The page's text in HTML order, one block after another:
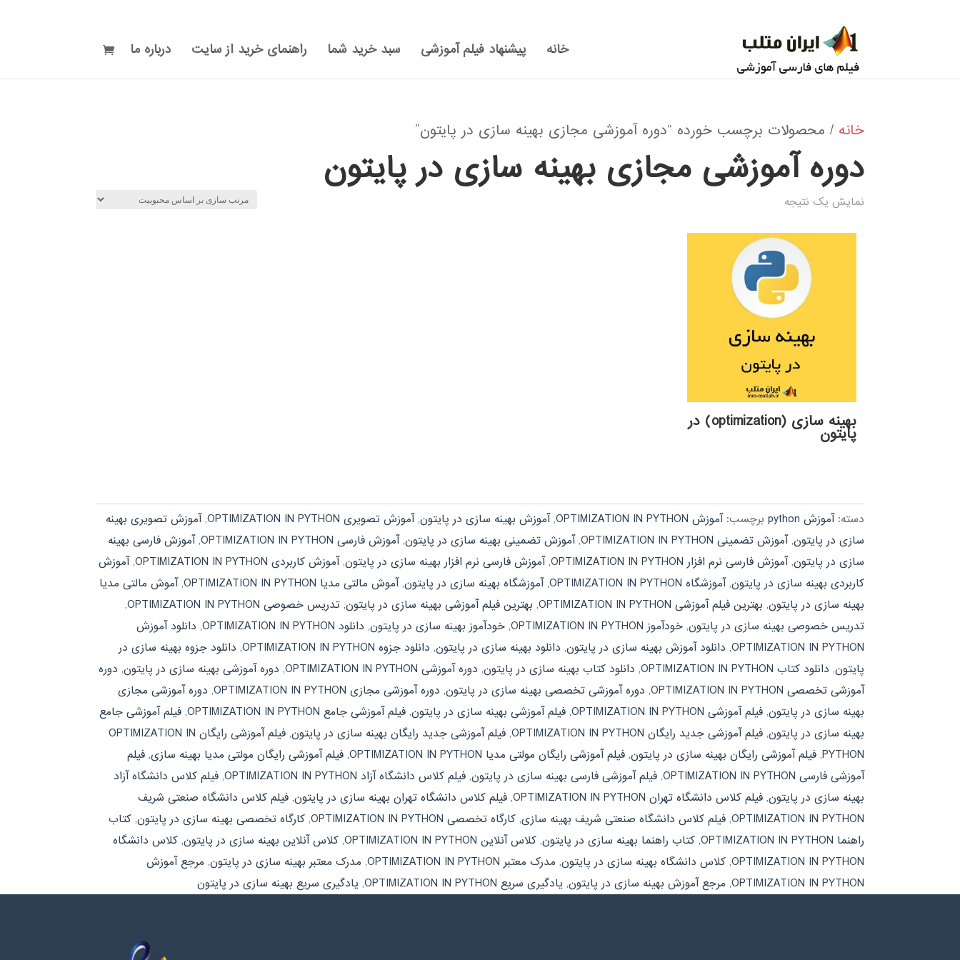
خانه پیشنهاد فیلم آموزشی سبد خرید شما راهنمای خرید از سایت درباره ما
خانه / محصولات برچسب خورده “دوره آموزشی مجازی بهینه سازی در پایتون”
دوره آموزشی مجازی بهینه سازی در پایتون
نمایش یک نتیجه
بهینه سازی (optimization) در
پایتون
دسته:آموزش python برچسب:آموزش OPTIMIZATION IN PYTHON ,آموزش بهینه سازی در پایتون,آموزش تصویری OPTIMIZATION IN PYTHON ,آموزش تصویری بهینه
سازی در پایتون,آموزش تضمینی OPTIMIZATION IN PYTHON ,آموزش تضمینی بهینه سازی در پایتون,آموزش فارسی OPTIMIZATION IN PYTHON ,آموزش فارسی بهینه
سازی در پایتون,آموزش فارسی نرم افزار OPTIMIZATION IN PYTHON ,آموزش فارسی نرم افزار بهینه سازی در پایتون,آموزش کاربردی OPTIMIZATION IN PYTHON ,آموزش
کاربردی بهینه سازی در پایتون,آموزشگاه OPTIMIZATION IN PYTHON ,آموزشگاه بهینه سازی در پایتون,آموش مالتی مدیا OPTIMIZATION IN PYTHON ,آموش مالتی مدیا
بهینه سازی در پایتون, بهترین فیلم آموزشی OPTIMIZATION IN PYTHON , بهترین فیلم آموزشی بهینه سازی در پایتون,تدریس خصوصی OPTIMIZATION IN PYTHON
,
تدریس خصوصی بهینه سازی در پایتون,خودآموز OPTIMIZATION IN PYTHON ,خودآموز بهینه سازی در پایتون, دانلود OPTIMIZATION IN PYTHON , دانلود آموزش
OPTIMIZATION IN PYTHON
, دانلود آموزش بهینه سازی در پایتون, دانلود بهینه سازی در پایتون, دانلود جزوه OPTIMIZATION IN PYTHON , دانلود جزوه بهینه سازی در
پایتون, دانلود کتاب OPTIMIZATION IN PYTHON , دانلود کتاب بهینه سازی در پایتون, دوره آموزشی OPTIMIZATION IN PYTHON , دوره آموزشی بهینه سازی در پایتون, دوره
آموزشی تخصصی OPTIMIZATION IN PYTHON
, دوره آموزشی تخصصی بهینه سازی در پایتون, دوره آموزشی مجازی OPTIMIZATION IN PYTHON , دوره آموزشی مجازی
بهینه سازی در پایتون,فیلم آموزشی OPTIMIZATION IN PYTHON ,فیلم آموزشی بهینه سازی در پایتون,فیلم آموزشی جامع OPTIMIZATION IN PYTHON ,فیلم آموزشی جامع
بهینه سازی در پایتون,فیلم آموزشی جدید رایگان OPTIMIZATION IN PYTHON ,فیلم آموزشی جدید رایگان بهینه سازی در پایتون,
فیلم آموزشی رایگان OPTIMIZATION IN
PYTHON
,فیلم آموزشی رایگان بهینه سازی در پایتون,فیلم آموزشی رایگان مولتی مدیا OPTIMIZATION IN PYTHON ,فیلم آموزشی رایگان مولتی مدیا بهینه سازی,فیلم
آموزشی فارسی OPTIMIZATION IN PYTHON
,فیلم آموزشی فارسی بهینه سازی در پایتون,فیلم کلاس دانشگاه آزاد OPTIMIZATION IN PYTHON ,فیلم کلاس دانشگاه آزاد
بهینه سازی در پایتون,فیلم کلاس دانشگاه تهران OPTIMIZATION IN PYTHON ,فیلم کلاس دانشگاه تهران بهینه سازی در پایتون,فیلم کلاس دانشگاه صنعتی شریف
OPTIMIZATION IN PYTHON
,فیلم کلاس دانشگاه صنعتی شریف بهینه سازی,کارگاه تخصصی OPTIMIZATION IN PYTHON ,کارگاه تخصصی بهینه سازی در پایتون,کتاب
راهنما OPTIMIZATION IN PYTHON
,کتاب راهنما بهینه سازی در پایتون,کلاس آنلاین OPTIMIZATION IN PYTHON ,کلاس آنلاین بهینه سازی در پایتون,کلاس دانشگاه
OPTIMIZATION IN PYTHON
,کلاس دانشگاه بهینه سازی در پایتون, مدرک معتبر OPTIMIZATION IN PYTHON , مدرک معتبر بهینه سازی در پایتون, مرجع آموزش
OPTIMIZATION IN PYTHON
, مرجع آموزش بهینه سازی در پایتون, یادگیری سریع OPTIMIZATION IN PYTHON , یادگیری سریع بهینه سازی در پایتون